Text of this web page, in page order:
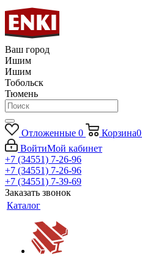
Ваш город
Ишим
Ишим
Тобольск
Тюмень
Отложенные 0 Корзина0
ВойтиМой кабинет
+7 (34551) 7-26-96
+7 (34551) 7-26-96
+7 (34551) 7-39-69
Заказать звонок
Каталог